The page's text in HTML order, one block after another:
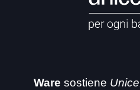
Ware sostiene